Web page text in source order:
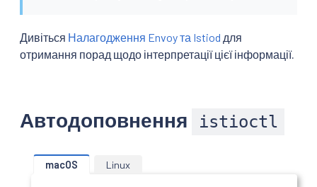
Дивіться Налагодження Envoy та Istiod для
отримання порад щодо інтерпретації цієї інформації.
Автодоповнення istioctl
macOS Linux